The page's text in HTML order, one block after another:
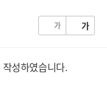
가 가
성하였습니다.